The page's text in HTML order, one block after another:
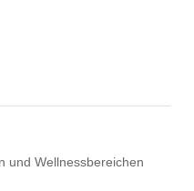
und Wellnessbereichen